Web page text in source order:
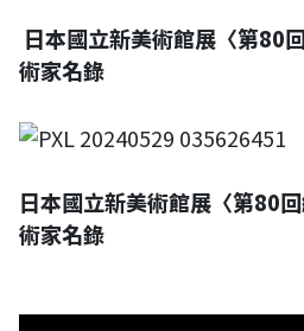
日本國立新美術館展〈第80
術家名錄
日本國立新美術館展〈第80
術家名錄